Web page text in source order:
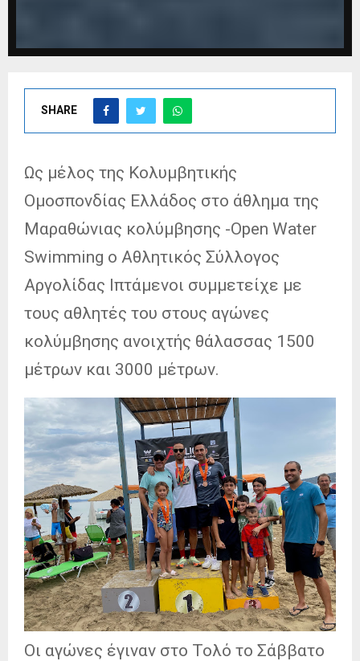
SHARE
Ως μέλος της Κολυμβητικής
Ομοσπονδίας Ελλάδος στο άθλημα της
Μαραθώνιας κολύμβησης -Open Water
Swimming ο Αθλητικός Σύλλογος
Αργολίδας Ιπτάμενοι συμμετείχε με
τους αθλητές του στους αγώνες
κολύμβησης ανοιχτής θάλασσας 1500
μέτρων και 3000 μέτρων.
Οι αγώνες έγιναν στο Τολό το Σάββατο